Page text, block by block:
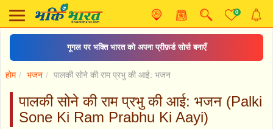
0
गूगल पर भक्ति भारत को अपना प्रीफ़र्ड सोर्स बनाएँ
होम भजन पालकी सोने की राम प्रभु की आई: भजन
पालकी सोने की राम प्रभु की आई: भजन (Palki
Sone Ki Ram Prabhu Ki Aayi)